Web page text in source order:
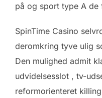
på og sport type A de
SpinTime Casino
deromkring tyve ulig
Den mulighed admit
udvidelsesslot , tv-
reformorienteret